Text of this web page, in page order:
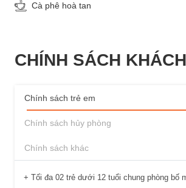
Cà phê hoà tan
CHÍNH SÁCH
Chính sách trẻ em
Chính sách hủy phòng
Chính sách khác
+ Tối đa 02 trẻ dưới 12 tuổi chung phòng bố